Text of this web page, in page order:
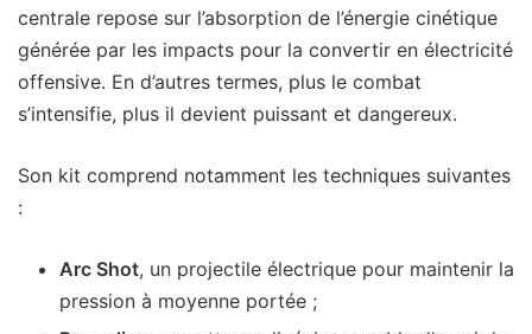
centrale repose sur l’absorption de l’énergie cinétique
générée par les impacts pour la convertir en électricité
offensive. En d’autres termes, plus le combat
s’intensifie, plus il devient puissant et dangereux.
Son kit comprend notamment les techniques suivantes
:
Arc Shot, un projectile électrique pour maintenir la
pression à moyenne portée ;